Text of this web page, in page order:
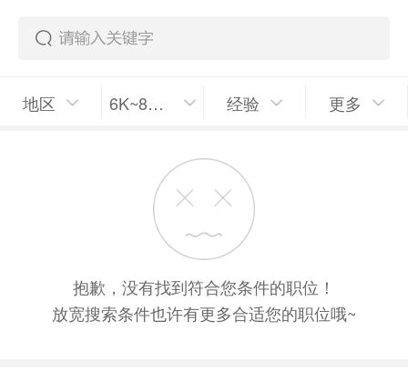
地区 6K~8K/月 经验 更多
抱歉，没有找到符合您条件的职位！
放宽搜索条件也许有更多合适您的职位哦~